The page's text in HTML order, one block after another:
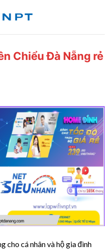
Chiểu Đà Nẵng rẻ
cho cá nhân và hộ gia đình